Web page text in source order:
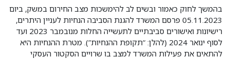
בהמשך לחוק כאמור ובשים לב להימשכות מצב החירום במשק, ביום
05.11.2023 פרסם המשרד להגנת הסביבה הנחיות לעניין היתרים,
רישיונות ואישורים סביבתיים לתעשייה החלות מנובמבר 2023 ועד
לסוף ינואר 2024 (להלן: “תקופת ההנחיות”). מטרת ההנחיות היא
להתאים את פעילות המשרד למצב בו שרויים הסקטור העסקי